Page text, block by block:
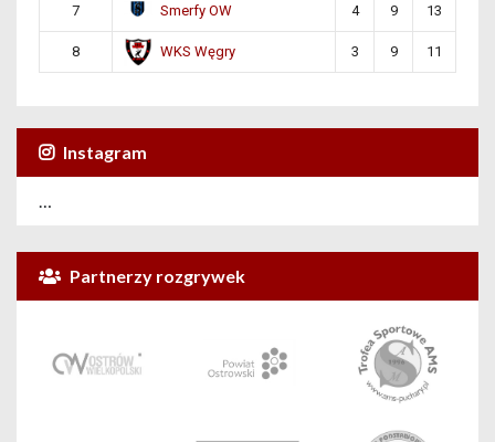
7 Smerfy OW 4 9 13
8 WKS Węgry 3 9 11
Instagram
…
Partnerzy rozgrywek